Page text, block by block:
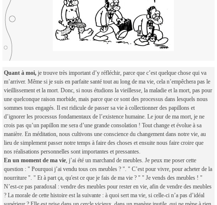
Quant à moi, je trouve très important d’y réfléchir, parce que c’est quelque chose qui va
m’arriver. Même si je suis en parfaite santé tout au long de ma vie, cela n’empêchera pas le
vieillissement et la mort. Donc, si nous étudions la vieillesse, la maladie et la mort, pas pour
une quelconque raison morbide, mais parce que ce sont des processus dans lesquels nous
sommes tous engagés. Il est ridicule de passer sa vie à collectionner des papillons et
d’ignorer les processus fondamentaux de l’existence humaine. Le jour de ma mort, je ne
crois pas qu’un papillon me sera d’une grande consolation ! Tout change et évolue à sa
manière. En méditation, nous cultivons une conscience du changement dans notre vie, au
lieu de simplement passer notre temps à faire des choses et ensuite nous faire croire que
nos réalisations personnelles sont importantes et pressantes.
En un moment de ma vie, j’ai été un marchand de meubles. Je peux me poser cette
question : " Pourquoi j’ai vendu tous ces meubles ? ". " C’est pour vivre, pour acheter de la
nourriture ". " Et à part ça, qu'est ce que je fais de ma vie ? " " Je vends des meubles ! "
N’est-ce pas paradoxal : vendre des meubles pour rester en vie, afin de vendre des meubles
? La morale de cette histoire est la suivante : à quoi sert ma vie, si celle-ci n’a pas d’idéal